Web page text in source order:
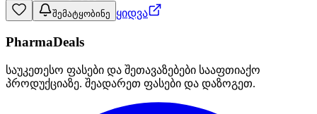
შემატყობინე ყიდვა
PharmaDeals
საუკეთესო ფასები და შეთავაზებები სააფთიაქო
პროდუქციაზე. შეადარეთ ფასები და დაზოგეთ.